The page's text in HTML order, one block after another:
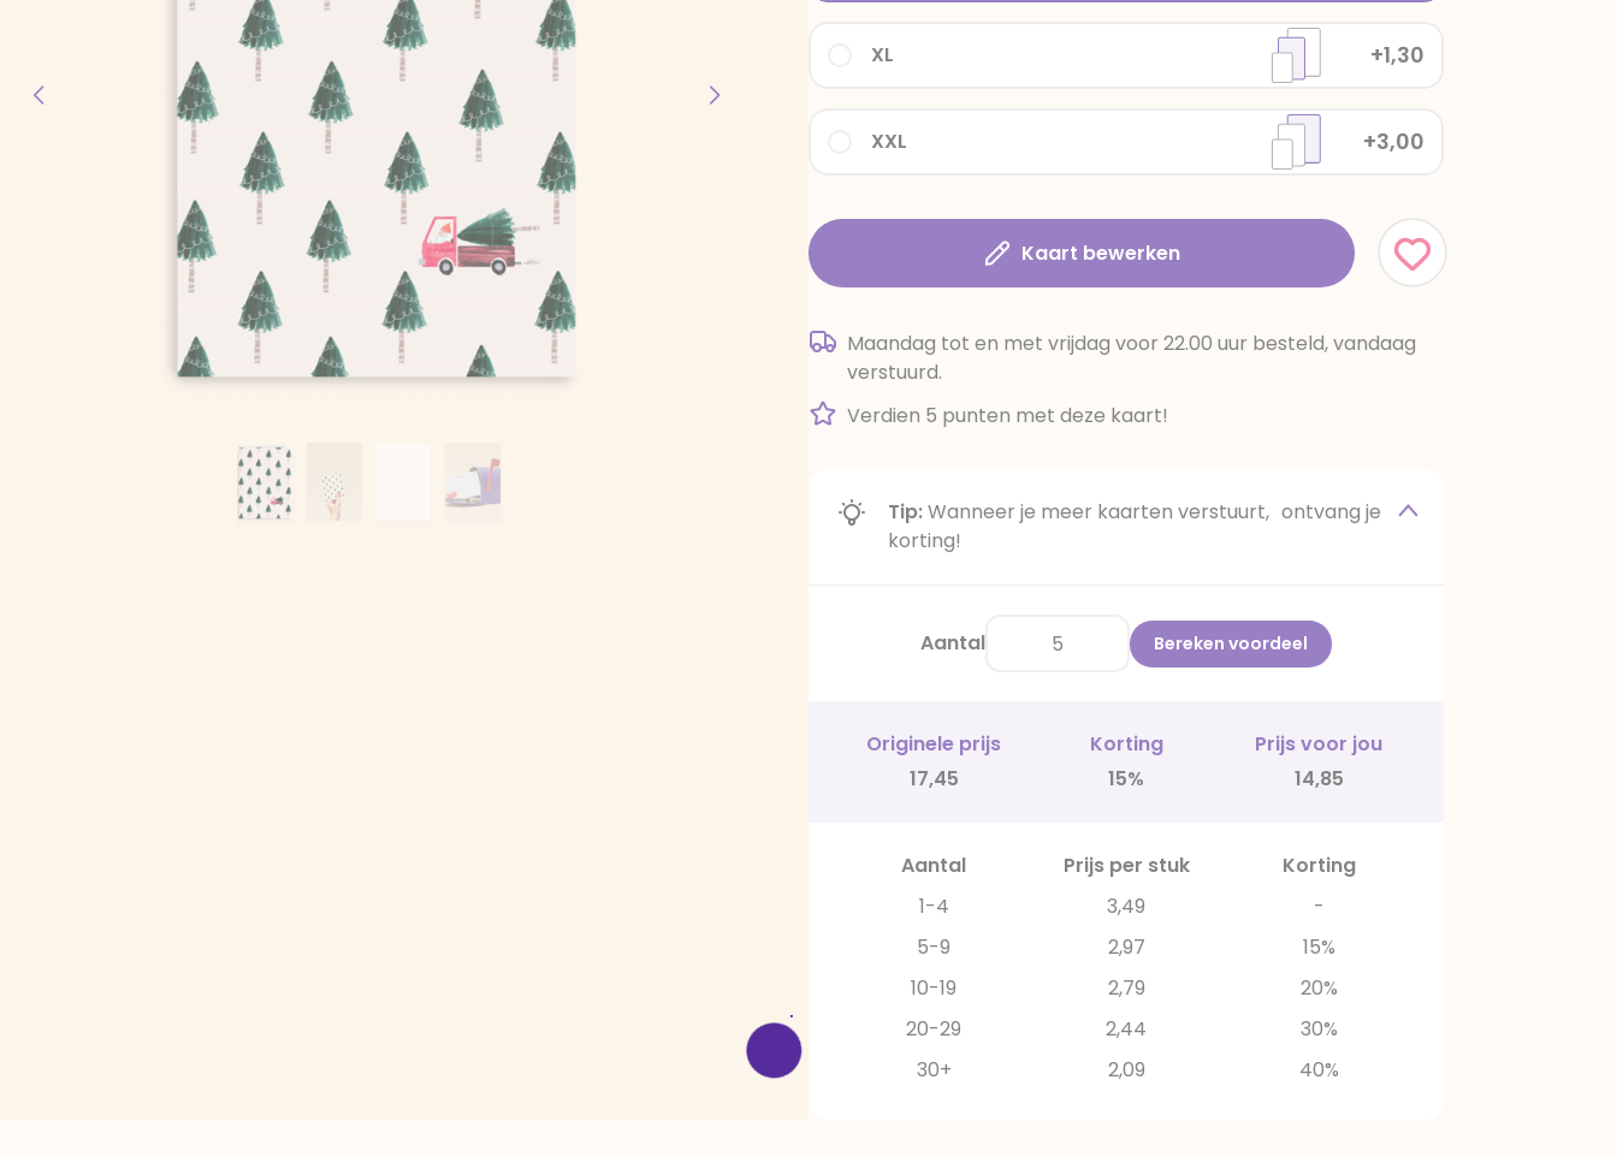
XXL +3,00
XL +1,30
Kaart bewerken
Maandag tot en met vrijdag voor 22.00 uur besteld, vandaag
verstuurd.
Verdien 5 punten met deze kaart!
Tip:Wanneer je meer kaarten verstuurt, ontvang je
korting!
Aantal Bereken voordeel
Originele prijs Korting
Prijs voor jou
17,45
15% 14,85
Aantal Prijs per stuk
Korting
1-4
3,49
-
5-9
2,97
15%
10-19
2,79
20%
20-29
2,44
30%
30+
2,09 40%